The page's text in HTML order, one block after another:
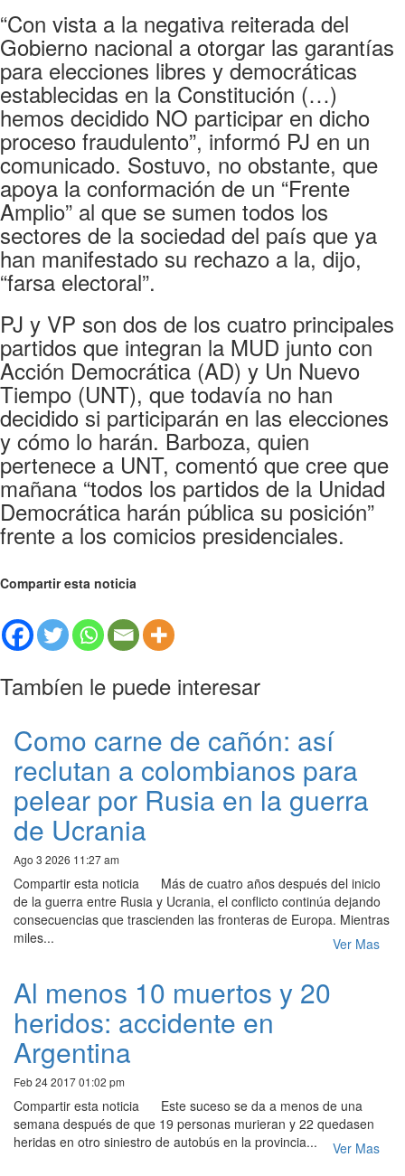
“Con vista a la negativa reiterada del
Gobierno nacional a otorgar las garantías
para elecciones libres y democráticas
establecidas en la Constitución (…)
hemos decidido NO participar en dicho
proceso fraudulento”, informó PJ en un
comunicado. Sostuvo, no obstante, que
apoya la conformación de un “Frente
Amplio” al que se sumen todos los
sectores de la sociedad del país que ya
han manifestado su rechazo a la, dijo,
“farsa electoral”.
PJ y VP son dos de los cuatro principales
partidos que integran la MUD junto con
Acción Democrática (AD) y Un Nuevo
Tiempo (UNT), que todavía no han
decidido si participarán en las elecciones
y cómo lo harán. Barboza, quien
pertenece a UNT, comentó que cree que
mañana “todos los partidos de la Unidad
Democrática harán pública su posición”
frente a los comicios presidenciales.
Compartir esta noticia
Tambíen le puede interesar
Como carne de cañón: así
reclutan a colombianos para
pelear por Rusia en la guerra
de Ucrania
Ago 3 2026 11:27 am
Compartir esta noticia Más de cuatro años después del inicio
de la guerra entre Rusia y Ucrania, el conflicto continúa dejando
consecuencias que trascienden las fronteras de Europa. Mientras
miles...
Ver Mas
Al menos 10 muertos y 20
heridos: accidente en
Argentina
Feb 24 2017 01:02 pm
Compartir esta noticia Este suceso se da a menos de una
semana después de que 19 personas murieran y 22 quedasen
heridas en otro siniestro de autobús en la provincia...
Ver Mas